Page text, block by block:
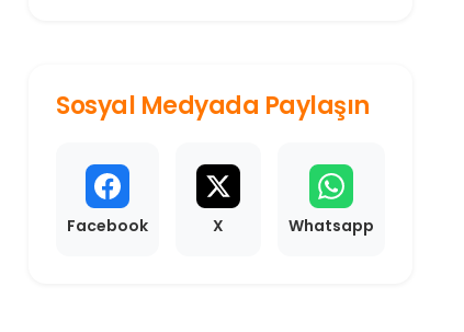
Sosyal Medyada Paylaşın
Facebook X Whatsapp